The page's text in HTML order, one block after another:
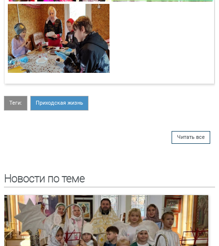
Теги: Приходская жизнь
Читать все
Новости по теме